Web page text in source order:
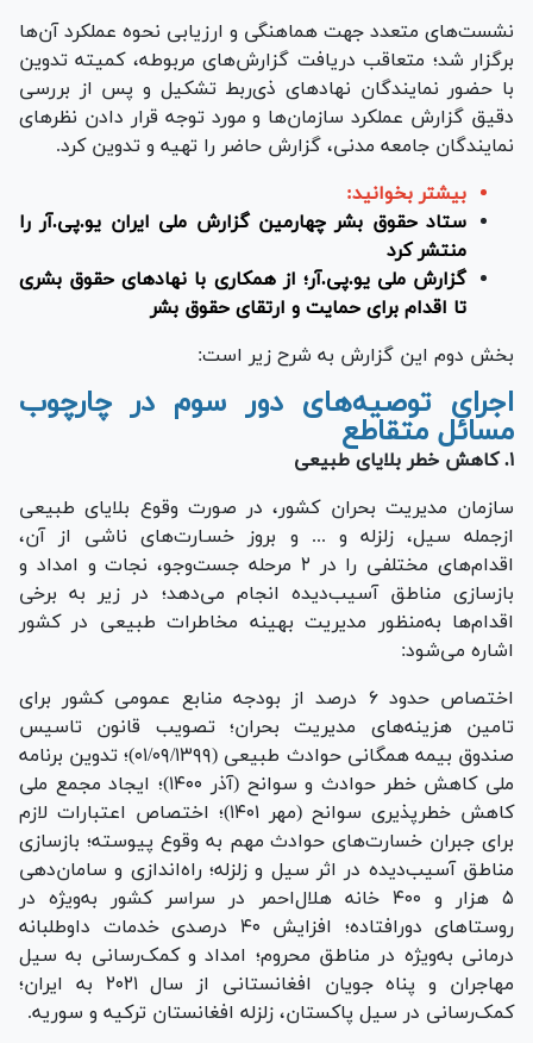
نشست‌های متعدد جهت هماهنگی و ارزیابی نحوه عملکرد آن‌ها
برگزار شد؛ متعاقب دریافت گزارش‌های مربوطه، کمیته تدوین
با حضور نمایندگان نهاد‌های ذی‌ربط تشکیل و پس از بررسی
دقیق گزارش عملکرد سازمان‌ها و مورد توجه قرار دادن نظر‌های
نمایندگان جامعه مدنی، گزارش حاضر را تهیه و تدوین کرد.
بیشتر بخوانید:
ستاد حقوق بشر چهارمین گزارش ملی ایران یو.پی.آر را
منتشر کرد
گزارش ملی یو.پی.آر؛ از همکاری با نهاد‌های حقوق بشری
تا اقدام برای حمایت و ارتقای حقوق بشر
بخش دوم این گزارش به شرح زیر است:
اجرای توصیه‌های دور سوم در چارچوب
مسائل متقاطع
۱. کاهش خطر بلایای طبیعی
سازمان مدیریت بحران کشور، در صورت وقوع بلایای طبیعی
ازجمله سیل، زلزله و ... و بروز خسـارت‌های ناشی از آن،
اقدام‌های مختلفی را در ۲ مرحله جست‌وجو، نجات و امداد و
بازسازی مناطق آسیب‌دیده انجام می‌دهد؛ در زیر به برخی
اقدام‌ها به‌منظور مدیریت بهینه مخاطرات طبیعی در کشور
اشاره می‌شود:
اختصاص حدود ۶ درصد از بودجه منابع عمومی کشور برای
تامین هزینه‌های مدیریت بحران؛ تصویب قانون تاسیس
صندوق بیمه همگانی حوادث طبیعی (۰۱/۰۹/۱۳۹۹)؛ تدوین برنامه
ملی کاهش خطر حوادث و سوانح (آذر ۱۴۰۰)؛ ایجاد مجمع ملی
کاهش خطرپذیری سوانح (مهر ۱۴۰۱)؛ اختصاص اعتبارات لازم
برای جبران خسارت‌های حوادث مهم به وقوع پیوسته؛ بازسازی
مناطق آسیب‌دیده در اثر سیل و زلزله؛ راه‌اندازی و سامان‌دهی
۵ هزار و ۴۰۰ خانه هلال‌احمر در سراسر کشور به‌ویژه در
روستا‌های دورافتاده؛ افزایش ۴۰ درصدی خدمات داوطلبانه
درمانی به‌ویژه در مناطق محروم؛ امداد و کمک‌رسانی به سیل
مهاجران و پناه جویان افغانستانی از سال ۲۰۲۱ به ایران؛
کمک‌رسانی در سیل پاکستان، زلزله افغانستان ترکیه و سوریه.